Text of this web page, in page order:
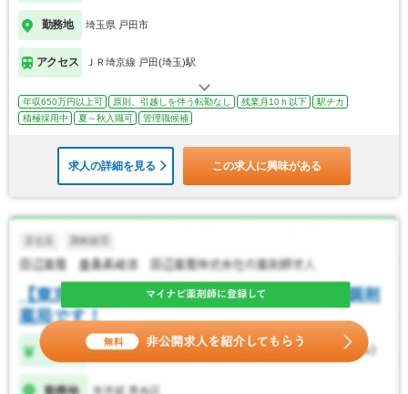
勤務地 埼玉県 戸田市
アクセス ＪＲ埼京線 戸田(埼玉)駅
年収650万円以上可 原則、引越しを伴う転勤なし 残業月10ｈ以下
駅チカ
積極採用中
夏～秋入職可 管理職候補
求人の詳細を見る この求人に興味がある